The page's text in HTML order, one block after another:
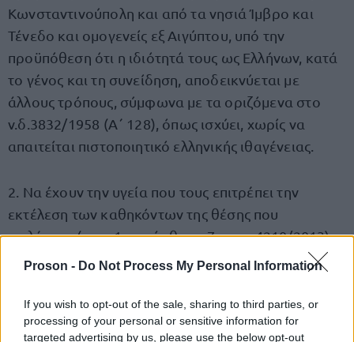
Proson - Do Not Process My Personal Information
If you wish to opt-out of the sale, sharing to third parties, or
processing of your personal or sensitive information for
targeted advertising by us, please use the below opt-out
Κωνσταντινούπολη και από τα νησιά Ίμβρο και
Τένεδο και ομογενείς εξ Αιγύπτου, υπό την
προϋπόθεση ότι η ιδιότητά τους ως Ελλήνων, κατά
το γένος και τη συνείδηση, αποδεικνύεται με
άλλους τρόπους, σύμφωνα με τα οριζόμενα στο
ν.δ.3832/1958 (Α΄ 128), όπως ισχύει, χωρίς να
απαιτείται πιστοποιητικό ελληνικής ιθαγένειας.
2. Να έχουν την υγεία που τους επιτρέπει την
εκτέλεση των καθηκόντων της θέσης που
επιλέγουν (παρ. 1 του άρθρου 7 του ν.4210/2013).
ούτε κατά το χρόνο λήξης της προθεσμίας
υποβολής των ηλεκτρονικών αιτήσεων, κατά την